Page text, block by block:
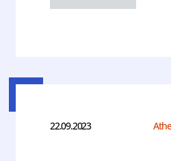
22.09.2023